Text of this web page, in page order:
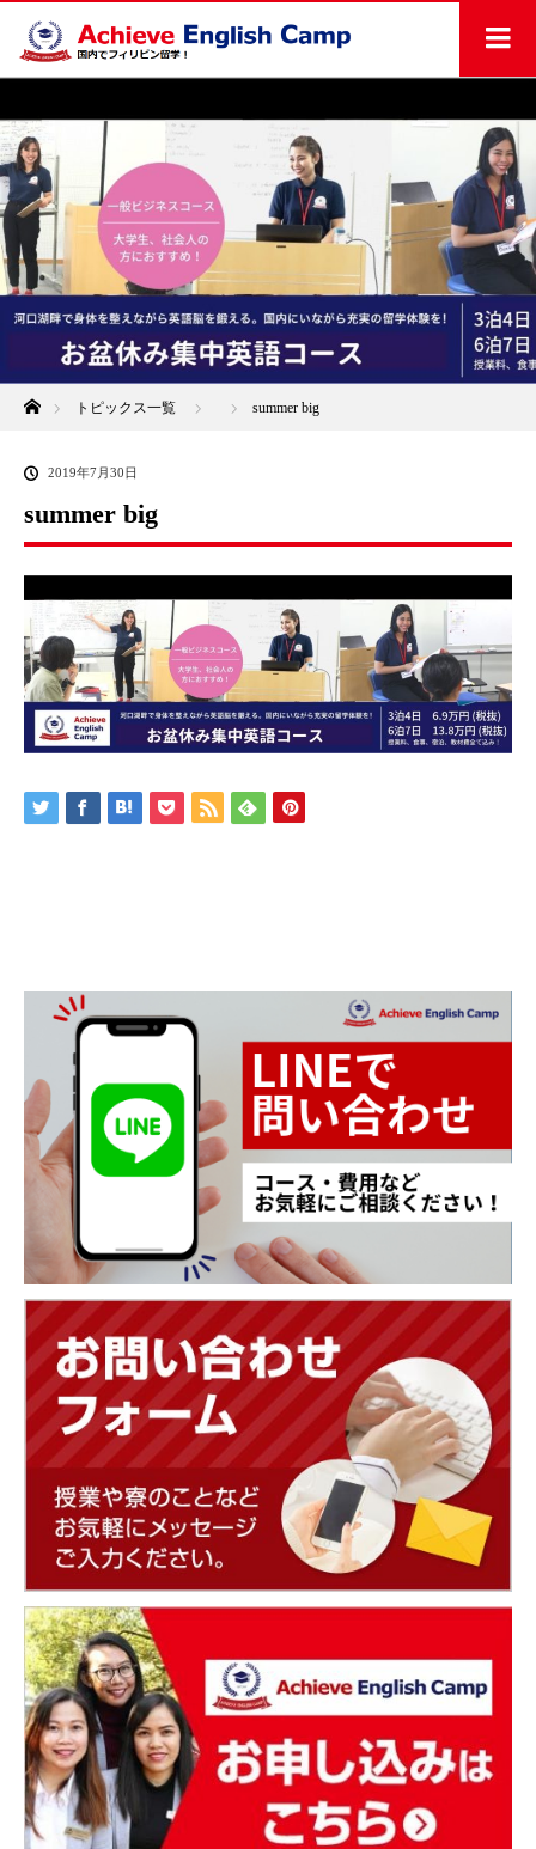
ホームトピックス一覧 summer big
2019年7月30日
summer big